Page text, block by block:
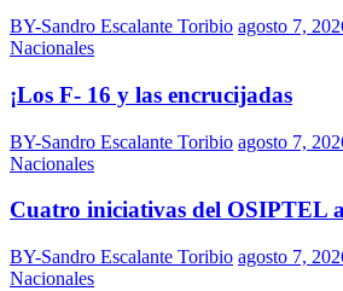
BY-Sandro Escalante Toribio agosto 7,
Nacionales
¡Los F- 16 y las encrucijadas
BY-Sandro Escalante Toribio agosto 7,
Nacionales
Cuatro iniciativas del OSIPTEL
BY-Sandro Escalante Toribio agosto 7,
Nacionales